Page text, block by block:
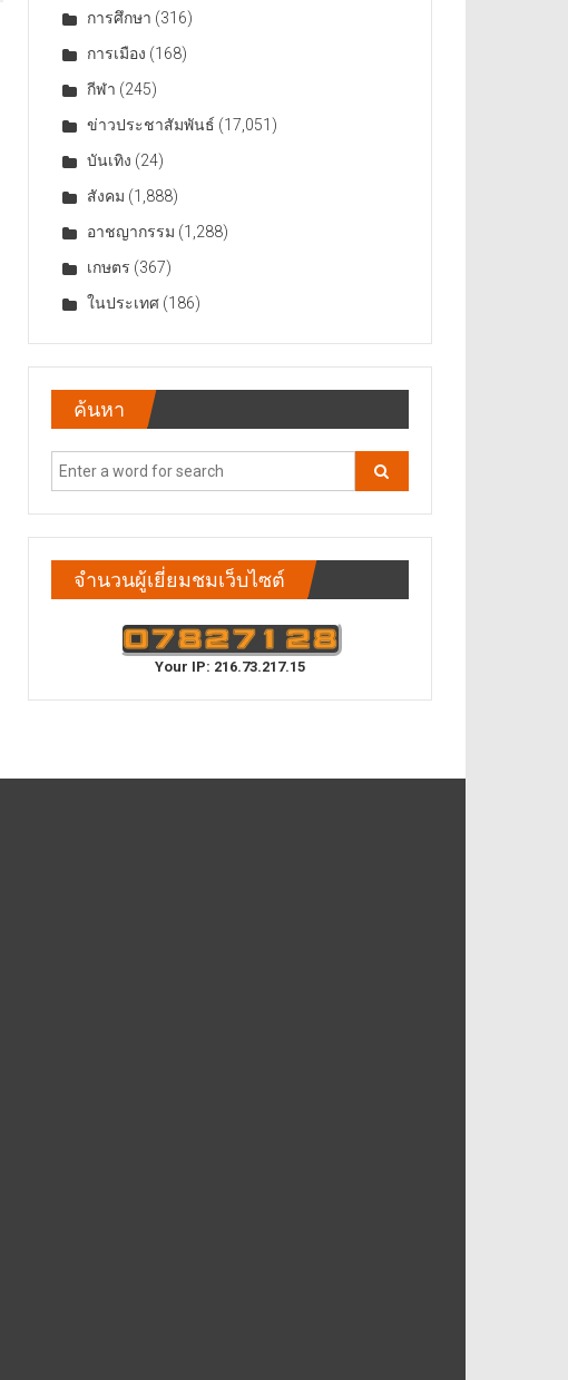
การศึกษา (316)
การเมือง (168)
กีฬา (245)
ข่าวประชาสัมพันธ์ (17,051)
บันเทิง (24)
สังคม (1,888)
อาชญากรรม (1,288)
เกษตร (367)
ในประเทศ (186)
ค้นหา
จำนวนผู้เยี่ยมชมเว็บไซต์
Your IP: 216.73.217.15